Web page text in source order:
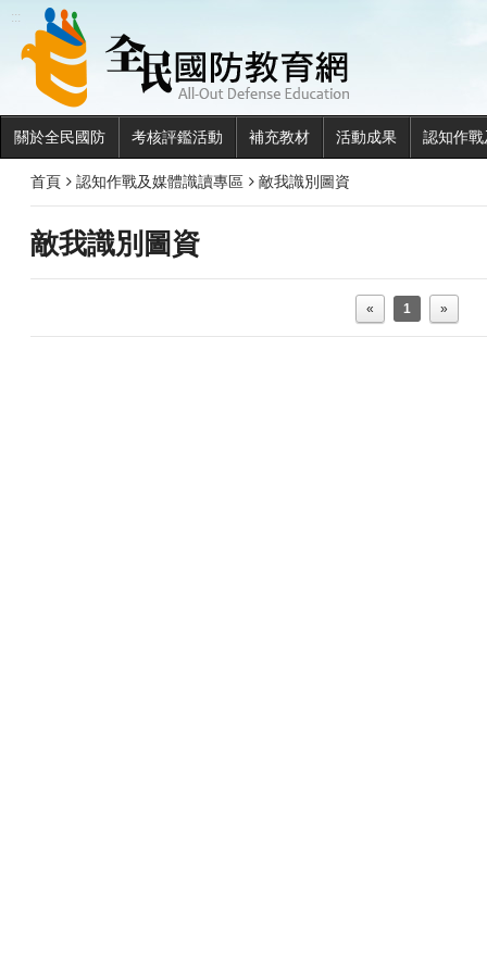
:::
關於全民國防 考核評鑑活動 補充教材 活動成果 認知作
首頁 認知作戰及媒體識讀專區 敵我識別圖資
敵我識別圖資
« 1 »